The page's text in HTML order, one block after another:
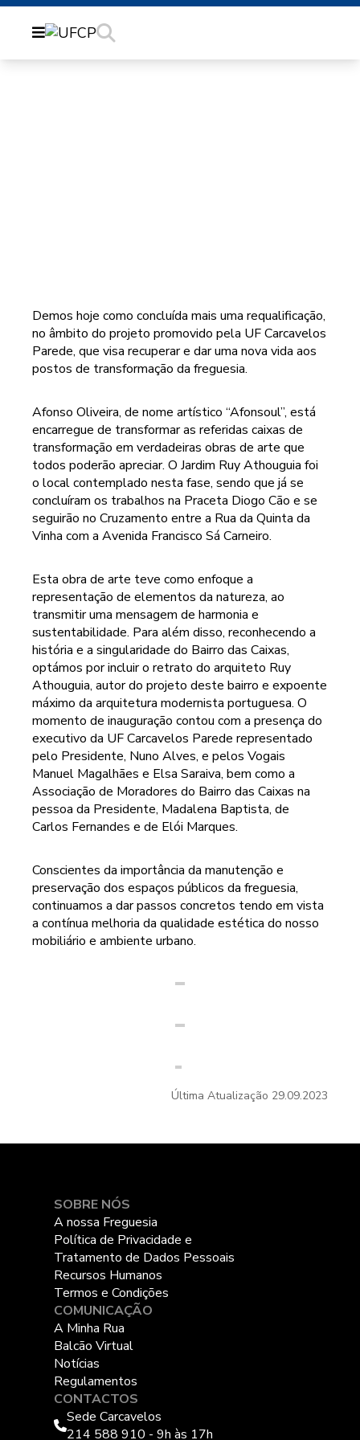
Demos hoje como concluída mais uma requalificação,
no âmbito do projeto promovido pela UF Carcavelos
Parede, que visa recuperar e dar uma nova vida aos
postos de transformação da freguesia.
Afonso Oliveira, de nome artístico “Afonsoul”, está
encarregue de transformar as referidas caixas de
transformação em verdadeiras obras de arte que
todos poderão apreciar. O Jardim Ruy Athouguia foi
o local contemplado nesta fase, sendo que já se
concluíram os trabalhos na Praceta Diogo Cão e se
seguirão no Cruzamento entre a Rua da Quinta da
Vinha com a Avenida Francisco Sá Carneiro.
Esta obra de arte teve como enfoque a
representação de elementos da natureza, ao
transmitir uma mensagem de harmonia e
sustentabilidade. Para além disso, reconhecendo a
história e a singularidade do Bairro das Caixas,
optámos por incluir o retrato do arquiteto Ruy
Athouguia, autor do projeto deste bairro e expoente
máximo da arquitetura modernista portuguesa. O
momento de inauguração contou com a presença do
executivo da UF Carcavelos Parede representado
pelo Presidente, Nuno Alves, e pelos Vogais
Manuel Magalhães e Elsa Saraiva, bem como a
Associação de Moradores do Bairro das Caixas na
pessoa da Presidente, Madalena Baptista, de
Carlos Fernandes e de Elói Marques.
Conscientes da importância da manutenção e
preservação dos espaços públicos da freguesia,
continuamos a dar passos concretos tendo em vista
a contínua melhoria da qualidade estética do nosso
mobiliário e ambiente urbano.
Última Atualização 29.09.2023
SOBRE NÓS
A nossa Freguesia
Política de Privacidade e
Tratamento de Dados Pessoais
Recursos Humanos
Termos e Condições
COMUNICAÇÃO
A Minha Rua
Balcão Virtual
Notícias
Regulamentos
CONTACTOS
Sede Carcavelos
214 588 910 - 9h às 17h